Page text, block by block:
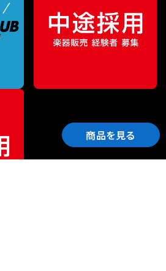
商品を見る